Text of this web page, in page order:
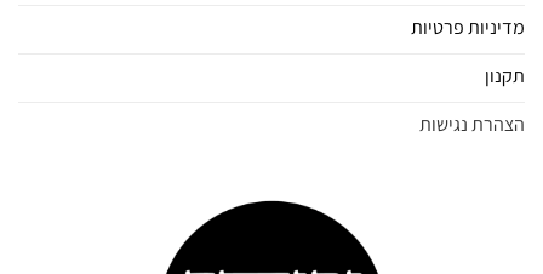
מדיניות פרטיות
תקנון
הצהרת נגישות